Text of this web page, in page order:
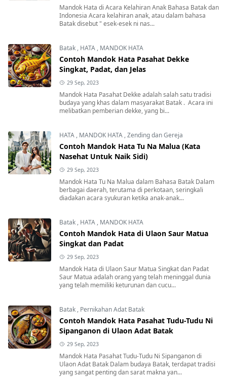
Mandok Hata di Acara Kelahiran Anak Bahasa Batak dan
Indonesia Acara kelahiran anak, atau dalam bahasa
Batak disebut " esek-esek ni nas...
Batak , HATA , MANDOK HATA
Contoh Mandok Hata Pasahat Dekke
Singkat, Padat, dan Jelas
29 Sep, 2023
Mandok Hata Pasahat Dekke adalah salah satu tradisi
budaya yang khas dalam masyarakat Batak . Acara ini
melibatkan pemberian dekke, yang bi...
HATA , MANDOK HATA ,Zending dan Gereja
Contoh Mandok Hata Tu Na Malua (Kata
Nasehat Untuk Naik Sidi)
29 Sep, 2023
Mandok Hata Tu Na Malua dalam Bahasa Batak Dalam
berbagai daerah, terutama di perkotaan, seringkali
diadakan acara syukuran ketika anak-anak...
Batak , HATA , MANDOK HATA
Contoh Mandok Hata di Ulaon Saur Matua
Singkat dan Padat
29 Sep, 2023
Mandok Hata di Ulaon Saur Matua Singkat dan Padat
Saur Matua adalah orang yang telah meninggal dunia
yang telah memiliki keturunan dan cucu...
Batak , Pernikahan Adat Batak
Contoh Mandok Hata Pasahat Tudu-Tudu Ni
Sipanganon di Ulaon Adat Batak
29 Sep, 2023
Mandok Hata Pasahat Tudu-Tudu Ni Sipanganon di
Ulaon Adat Batak Dalam budaya Batak, terdapat tradisi
yang sangat penting dan sarat makna yan...